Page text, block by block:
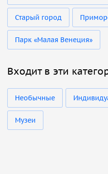
Старый город
Парк «Малая Венеция»
Входит в эти
Необычные
Музеи